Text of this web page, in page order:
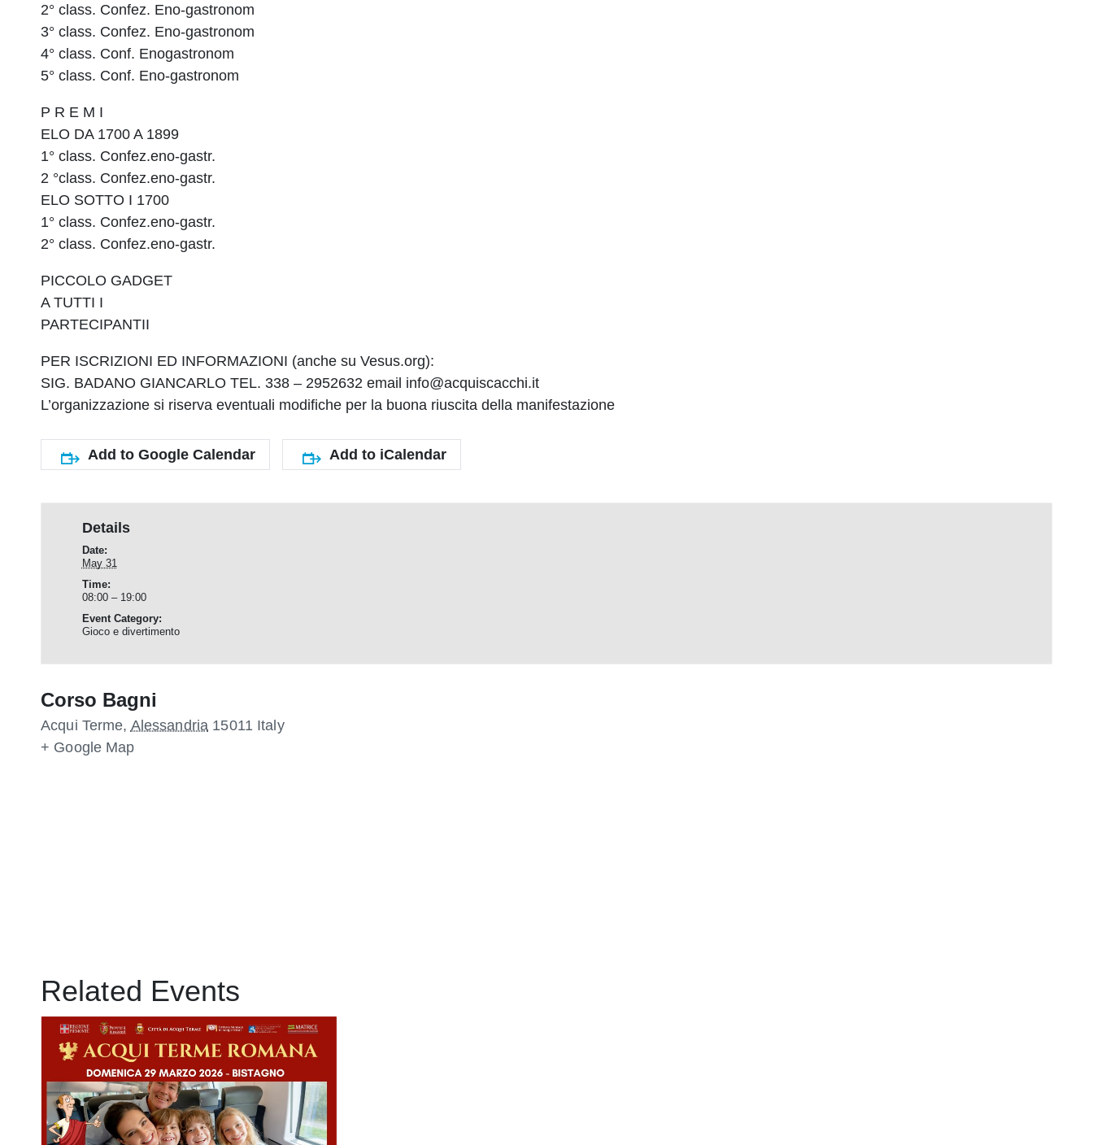
2° class. Confez. Eno-gastronom
3° class. Confez. Eno-gastronom
4° class. Conf. Enogastronom
5° class. Conf. Eno-gastronom
P R E M I
ELO DA 1700 A 1899
1° class. Confez.eno-gastr.
2 °class. Confez.eno-gastr.
ELO SOTTO I 1700
1° class. Confez.eno-gastr.
2° class. Confez.eno-gastr.
PICCOLO GADGET
A TUTTI I
PARTECIPANTII
PER ISCRIZIONI ED INFORMAZIONI (anche su Vesus.org):
SIG. BADANO GIANCARLO TEL. 338 – 2952632 email info@acquiscacchi.it
L’organizzazione si riserva eventuali modifiche per la buona riuscita della manifestazione
Add to Google Calendar Add to iCalendar
Details
Date:
May 31
Time:
08:00 – 19:00
Event Category:
Gioco e divertimento
Corso Bagni
Acqui Terme, Alessandria 15011 Italy
+ Google Map
Related Events